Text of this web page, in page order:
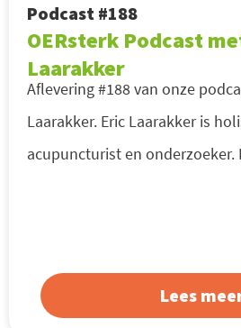
Podcast #188
OERsterk Podcast
Laarakker
Aflevering #188 van onze
Laarakker. Eric Laarakker is
acupuncturist en onderzoeker.
Lees